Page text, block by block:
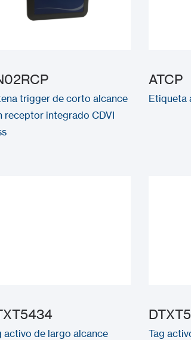
trigger de corto alcance
receptor integrado CDVI
ATCP
Etiqueta
activo de largo alcance
Tag